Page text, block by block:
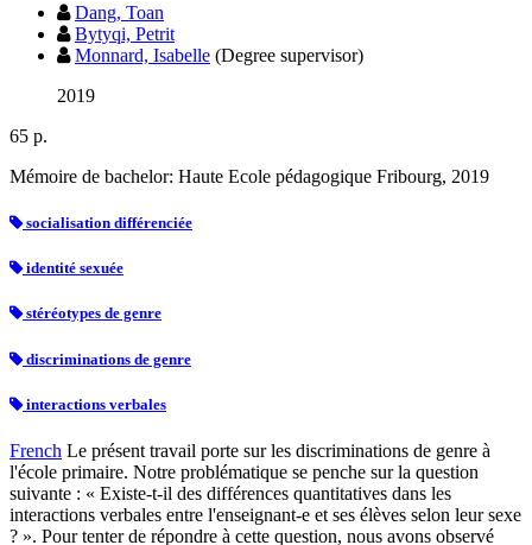
Dang, Toan
Bytyqi, Petrit
Monnard, Isabelle (Degree supervisor)
2019
65 p.
Mémoire de bachelor: Haute Ecole pédagogique Fribourg, 2019
socialisation différenciée
identité sexuée
stéréotypes de genre
discriminations de genre
interactions verbales
French Le présent travail porte sur les discriminations de genre à
l'école primaire. Notre problématique se penche sur la question
suivante : « Existe-t-il des différences quantitatives dans les
interactions verbales entre l'enseignant-e et ses élèves selon leur sexe
? ». Pour tenter de répondre à cette question, nous avons observé